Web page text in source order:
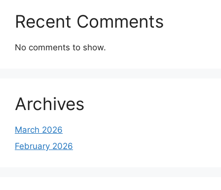
Recent Comments
No comments to show.
Archives
March 2026
February 2026